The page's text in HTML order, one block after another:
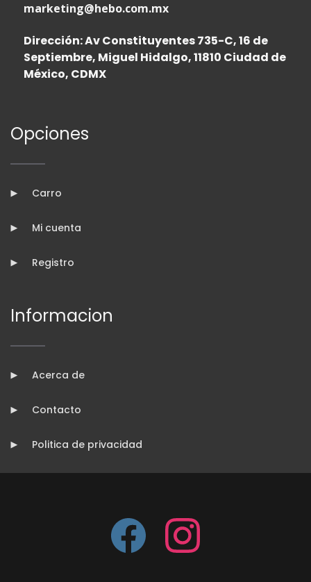
marketing@hebo.com.mx
Dirección: Av Constituyentes 735-C, 16 de
Septiembre, Miguel Hidalgo, 11810 Ciudad de
México, CDMX
Opciones
Carro
Mi cuenta
Registro
Informacion
Acerca de
Contacto
Politica de privacidad